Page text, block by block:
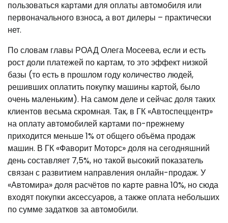
пользоваться картами для оплаты автомобиля или
первоначального взноса, а вот дилеры – практически
нет.
По словам главы РОАД Олега Мосеева, если и есть
рост доли платежей по картам, то это эффект низкой
базы (то есть в прошлом году количество людей,
решивших оплатить покупку машины картой, было
очень маленьким). На самом деле и сейчас доля таких
клиентов весьма скромная. Так, в ГК «Автоспеццентр»
на оплату автомобилей картами по-прежнему
приходится меньше 1% от общего объёма продаж
машин. В ГК «Фаворит Моторс» доля на сегодняшний
день составляет 7,5%, но такой высокий показатель
связан с развитием направления онлайн-продаж. У
«Автомира» доля расчётов по карте равна 10%, но сюда
входят покупки аксессуаров, а также оплата небольших
по сумме задатков за автомобили.